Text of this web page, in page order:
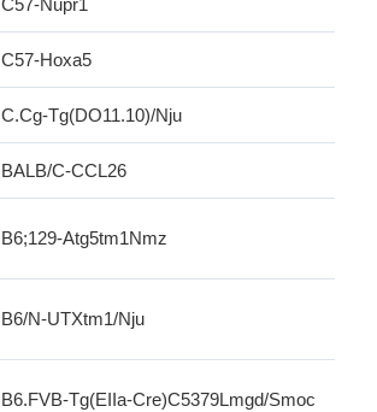
C57-Hoxa5
C.Cg-Tg(DO11.10)/Nju
BALB/C-CCL26
B6;129-Atg5tm1Nmz
B6/N-UTXtm1/Nju
B6.FVB-Tg(EIIa-Cre)C5379Lmgd/Smoc